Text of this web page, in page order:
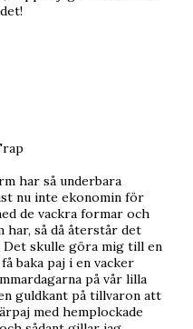
har så underbara
nu inte ekonomin för
de vackra formar och
har, så då återstår det
skulle göra mig till en
baka paj i en vacker
på vår lilla
guldkant på tillvaron att
med hemplockade